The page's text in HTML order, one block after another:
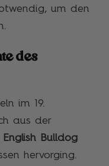
um den
des
im 19.
aus der
Bulldog
hervorging.